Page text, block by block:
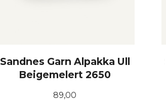
Sandnes Garn Alpakka Ull
Beigemelert 2650
Pris
89,00